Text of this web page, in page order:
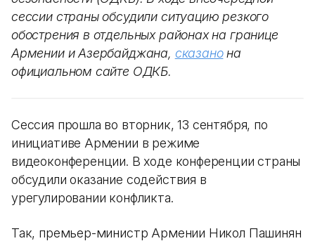
сессии страны обсудили ситуацию резкого
обострения в отдельных районах на границе
Армении и Азербайджана, сказанона
официальном сайте ОДКБ.
Сессия прошла во вторник, 13 сентября, по
инициативе Армении в режиме
видеоконференции. В ходе конференции страны
обсудили оказание содействия в
урегулировании конфликта.
Так, премьер-министр Армении Никол Пашинян